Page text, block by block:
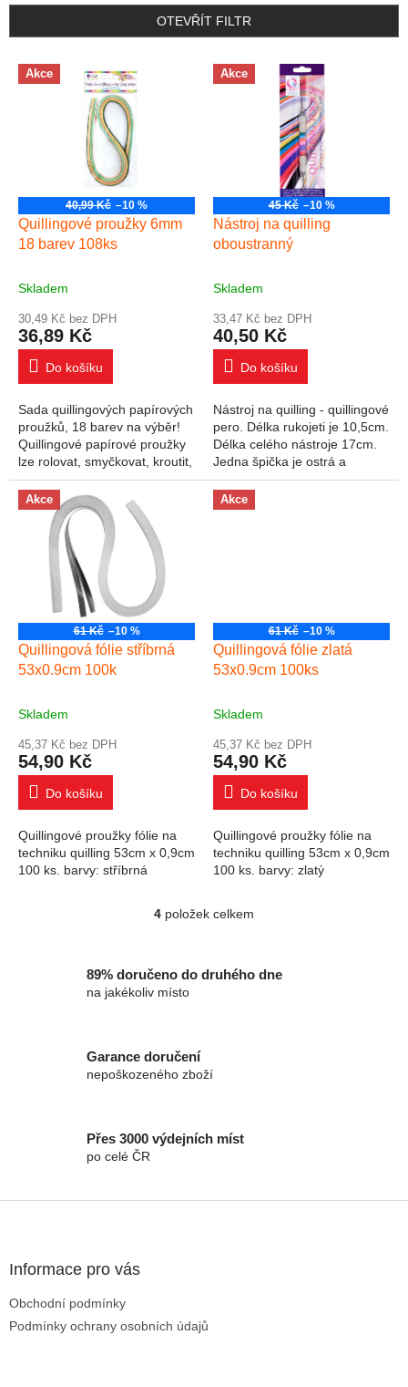
OTEVŘÍT FILTR
Výpis produktů
Akce
40,99 Kč –10 %
Quillingové proužky 6mm
18 barev 108ks
Skladem
30,49 Kč bez DPH
36,89 Kč
Do košíku
Sada quillingových papírových
proužků, 18 barev na výběr!
Quillingové papírové proužky
lze rolovat, smyčkovat, kroutit,
kroutit a jinak manipulovat a
vytvářet tak originální...
Akce
45 Kč –10 %
Nástroj na quilling
oboustranný
Skladem
33,47 Kč bez DPH
40,50 Kč
Do košíku
Nástroj na quilling - quillingové
pero. Délka rukojeti je 10,5cm.
Délka celého nástroje 17cm.
Jedna špička je ostrá a
dlouhá, druhý konec je dlouhý
jen 1,5cm a na konci je do...
Akce
61 Kč –10 %
Quillingová fólie stříbrná
53x0.9cm 100k
Skladem
45,37 Kč bez DPH
54,90 Kč
Do košíku
Quillingové proužky fólie na
techniku quilling 53cm x 0,9cm
100 ks. barvy: stříbrná
Akce
61 Kč –10 %
Quillingová fólie zlatá
53x0.9cm 100ks
Skladem
45,37 Kč bez DPH
54,90 Kč
Do košíku
Quillingové proužky fólie na
techniku quilling 53cm x 0,9cm
100 ks. barvy: zlatý
Ovládací prvky výpisu
4 položek celkem
89% doručeno do druhého dne
na jakékoliv místo
Garance doručení
nepoškozeného zboží
Přes 3000 výdejních míst
po celé ČR
Informace pro vás
Obchodní podmínky
Podmínky ochrany osobních údajů